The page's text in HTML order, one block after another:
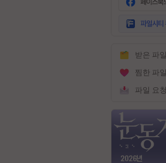
가
입
받은 파일
찜한 파일
파일 요청